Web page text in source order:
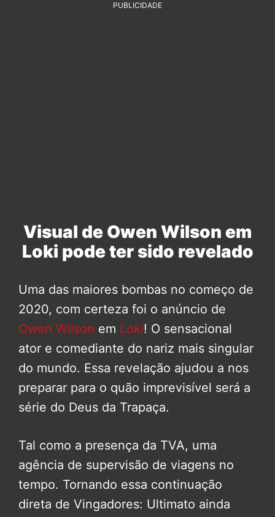
PUBLICIDADE
Visual de Owen Wilson em
Loki pode ter sido revelado
Uma das maiores bombas no começo de
2020, com certeza foi o anúncio de
Owen Wilson em Loki! O sensacional
ator e comediante do nariz mais singular
do mundo. Essa revelação ajudou a nos
preparar para o quão imprevisível será a
série do Deus da Trapaça.
Tal como a presença da TVA, uma
agência de supervisão de viagens no
tempo. Tornando essa continuação
direta de Vingadores: Ultimato ainda